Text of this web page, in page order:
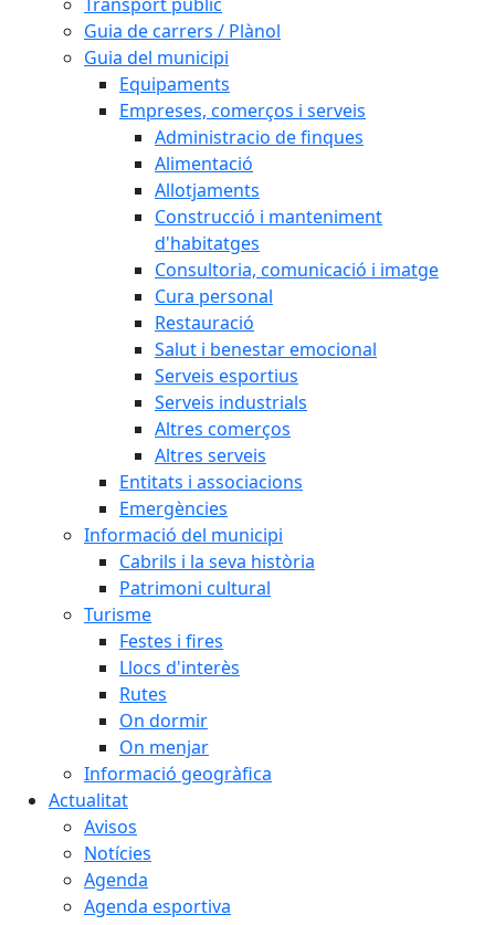
Guia de carrers / Plànol
Guia del municipi
Equipaments
Empreses, comerços i serveis
Administracio de finques
Alimentació
Allotjaments
Construcció i manteniment
d'habitatges
Consultoria, comunicació i imatge
Cura personal
Restauració
Salut i benestar emocional
Serveis esportius
Serveis industrials
Altres comerços
Altres serveis
Entitats i associacions
Emergències
Informació del municipi
Cabrils i la seva història
Patrimoni cultural
Turisme
Festes i fires
Llocs d'interès
Rutes
On dormir
On menjar
Informació geogràfica
Actualitat
Avisos
Notícies
Agenda
Agenda esportiva